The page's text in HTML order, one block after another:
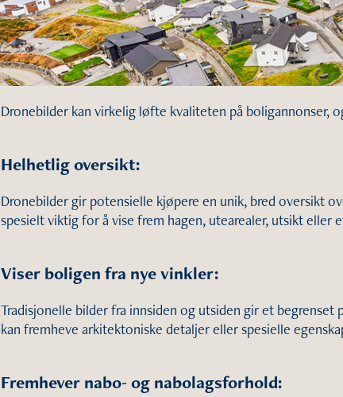
Dronebilder kan virkelig løfte kvaliteten på boligannonser,
Helhetlig oversikt:
Dronebilder gir potensielle kjøpere en unik, bred oversikt
spesielt viktig for å vise frem hagen, utearealer, utsikt eller
Viser boligen fra nye vinkler:
Tradisjonelle bilder fra innsiden og utsiden gir et
kan fremheve arkitektoniske detaljer eller spesielle
Fremhever nabo- og nabolagsforhold: